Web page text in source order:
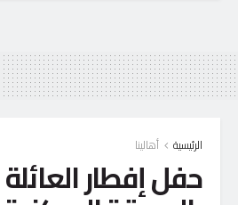
الرئيسية أهالينا
حفل إفطار